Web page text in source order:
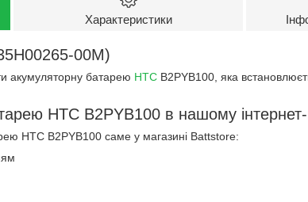
Характеристики
00M)
акумуляторну батарею HTC B2PYB100, яка
HTC B2PYB100 в нашому інтернет-
HTC B2PYB100 саме у магазині Battstore: